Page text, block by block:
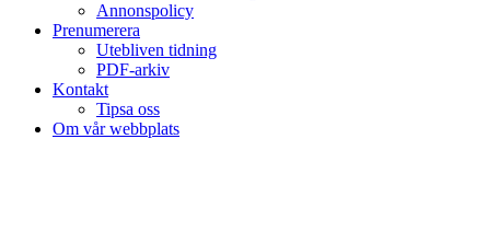
Annonspolicy
Prenumerera
Utebliven tidning
PDF-arkiv
Kontakt
Tipsa oss
Om vår webbplats